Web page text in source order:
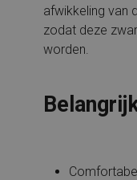
afwikkeling van
zodat deze
worden.